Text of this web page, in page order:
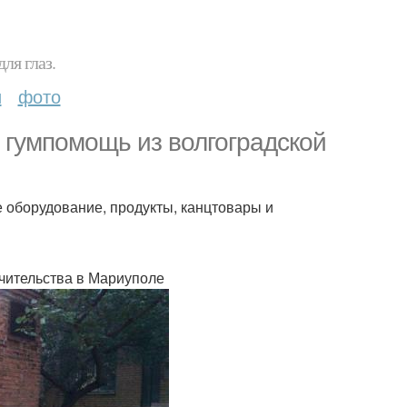
глаз.
фото
из волгоградской
оборудование, продукты, канцтовары и
в Мариуполе